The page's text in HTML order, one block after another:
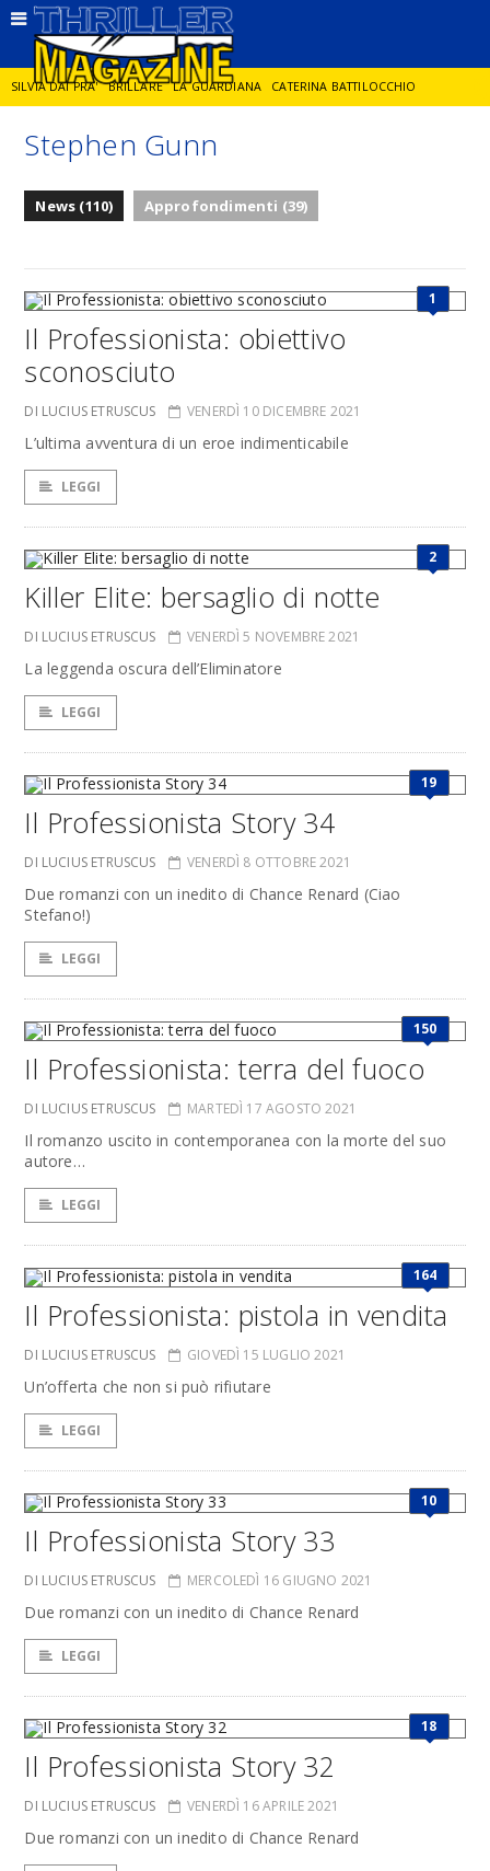
SILVIA DAI PRA' BRILLARE LA GUARDIANA CATERINA BATTILOCCHIO
JORGE DIAZ LA SPIA DELITTO IN CORNICE
Stephen Gunn
News (110) Approfondimenti (39)
1
Il Professionista: obiettivo
sconosciuto
DI LUCIUS ETRUSCUS VENERDÌ 10 DICEMBRE 2021
L’ultima avventura di un eroe indimenticabile
LEGGI
2
Killer Elite: bersaglio di notte
DI LUCIUS ETRUSCUS VENERDÌ 5 NOVEMBRE 2021
La leggenda oscura dell’Eliminatore
LEGGI
19
Il Professionista Story 34
DI LUCIUS ETRUSCUS VENERDÌ 8 OTTOBRE 2021
Due romanzi con un inedito di Chance Renard (Ciao
Stefano!)
LEGGI
150
Il Professionista: terra del fuoco
DI LUCIUS ETRUSCUS MARTEDÌ 17 AGOSTO 2021
Il romanzo uscito in contemporanea con la morte del suo
autore…
LEGGI
164
Il Professionista: pistola in vendita
DI LUCIUS ETRUSCUS GIOVEDÌ 15 LUGLIO 2021
Un’offerta che non si può rifiutare
LEGGI
10
Il Professionista Story 33
DI LUCIUS ETRUSCUS MERCOLEDÌ 16 GIUGNO 2021
Due romanzi con un inedito di Chance Renard
LEGGI
18
Il Professionista Story 32
DI LUCIUS ETRUSCUS VENERDÌ 16 APRILE 2021
Due romanzi con un inedito di Chance Renard